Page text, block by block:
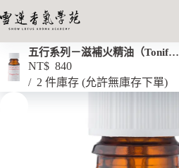
五行系列－滋補火精油（Tonify Fire）10ml
NT$ 840
2 件庫存 (允許無庫存下單)